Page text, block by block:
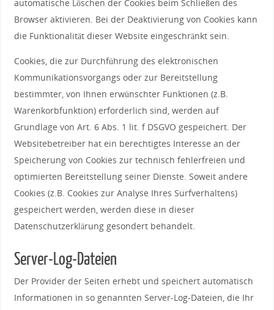
automatische Löschen der Cookies beim Schließen des
Browser aktivieren. Bei der Deaktivierung von Cookies kann
die Funktionalität dieser Website eingeschränkt sein.
Cookies, die zur Durchführung des elektronischen
Kommunikationsvorgangs oder zur Bereitstellung
bestimmter, von Ihnen erwünschter Funktionen (z.B.
Warenkorbfunktion) erforderlich sind, werden auf
Grundlage von Art. 6 Abs. 1 lit. f DSGVO gespeichert. Der
Websitebetreiber hat ein berechtigtes Interesse an der
Speicherung von Cookies zur technisch fehlerfreien und
optimierten Bereitstellung seiner Dienste. Soweit andere
Cookies (z.B. Cookies zur Analyse Ihres Surfverhaltens)
gespeichert werden, werden diese in dieser
Datenschutzerklärung gesondert behandelt.
Server-Log-Dateien
Der Provider der Seiten erhebt und speichert automatisch
Informationen in so genannten Server-Log-Dateien, die Ihr